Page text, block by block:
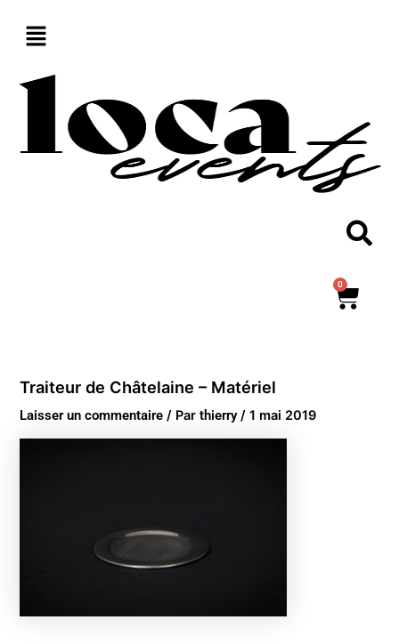
0
Traiteur de Châtelaine – Matériel
Laisser un commentaire / Parthierry/1 mai 2019